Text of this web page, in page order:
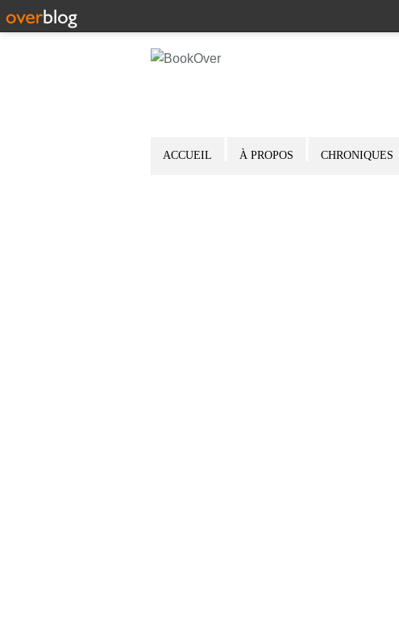
ACCUEIL À PROPOS CHRONIQUES